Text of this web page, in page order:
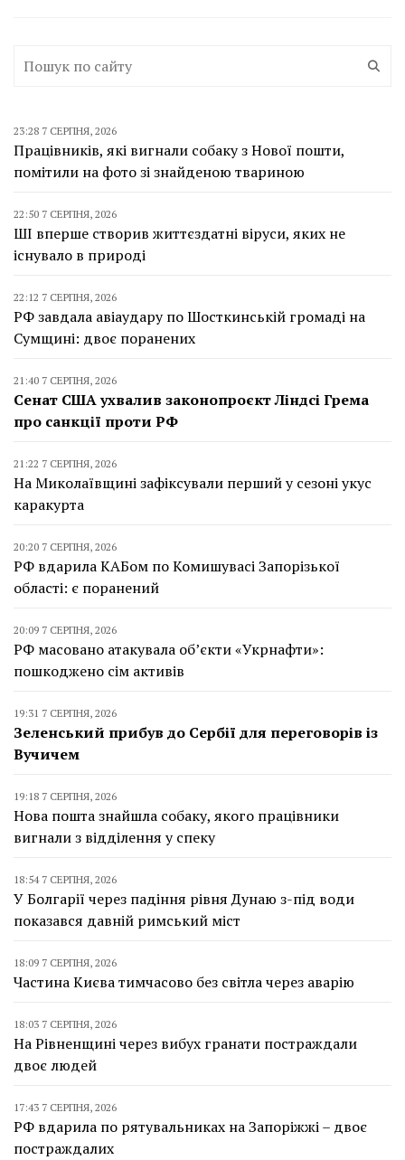
23:28 7 СЕРПНЯ, 2026
Працівників, які вигнали собаку з Нової пошти,
помітили на фото зі знайденою твариною
22:50 7 СЕРПНЯ, 2026
ШІ вперше створив життєздатні віруси, яких не
існувало в природі
22:12 7 СЕРПНЯ, 2026
РФ завдала авіаудару по Шосткинській громаді на
Сумщині: двоє поранених
21:40 7 СЕРПНЯ, 2026
Сенат США ухвалив законопроєкт Ліндсі Грема
про санкції проти РФ
21:22 7 СЕРПНЯ, 2026
На Миколаївщині зафіксували перший у сезоні укус
каракурта
20:20 7 СЕРПНЯ, 2026
РФ вдарила КАБом по Комишувасі Запорізької
області: є поранений
20:09 7 СЕРПНЯ, 2026
РФ масовано атакувала об’єкти «Укрнафти»:
пошкоджено сім активів
19:31 7 СЕРПНЯ, 2026
Зеленський прибув до Сербії для переговорів із
Вучичем
19:18 7 СЕРПНЯ, 2026
Нова пошта знайшла собаку, якого працівники
вигнали з відділення у спеку
18:54 7 СЕРПНЯ, 2026
У Болгарії через падіння рівня Дунаю з-під води
показався давній римський міст
18:09 7 СЕРПНЯ, 2026
Частина Києва тимчасово без світла через аварію
18:03 7 СЕРПНЯ, 2026
На Рівненщині через вибух гранати постраждали
двоє людей
17:43 7 СЕРПНЯ, 2026
РФ вдарила по рятувальниках на Запоріжжі – двоє
постраждалих